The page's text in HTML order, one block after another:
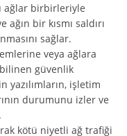
ağlar birbirleriyle
bir kısmı saldırı
sağlar.
veya ağlara
güvenlik
yazılımların, işletim
durumunu izler ve
kötü niyetli ağ trafiği